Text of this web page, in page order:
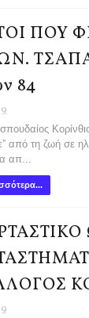
ΠΟΥ
84
από τη ζωή σε
απ...